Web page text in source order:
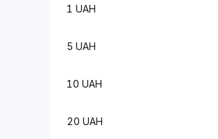
1 UAH
5 UAH
10 UAH
20 UAH